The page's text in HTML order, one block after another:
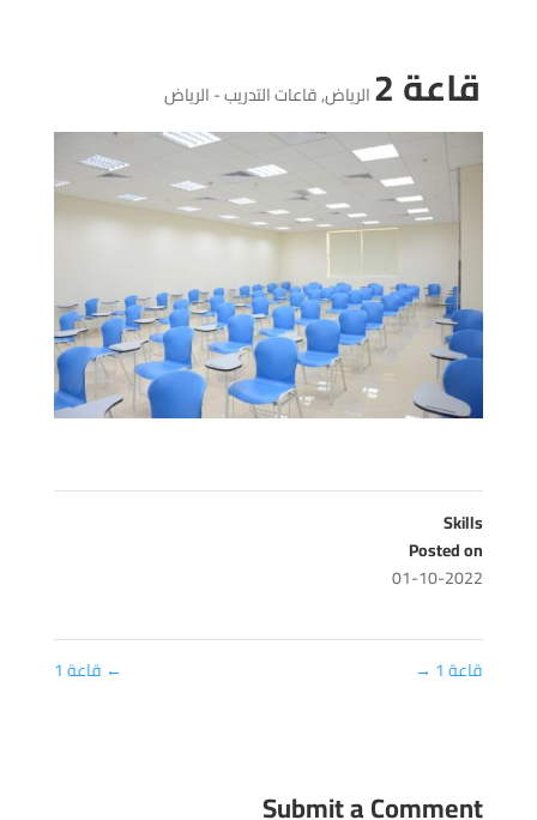
قاعة 2 الرياض,قاعات التدريب - الرياض
Skills
Posted on
01-10-2022
← قاعة 1 قاعة 1 →
Submit a Comment